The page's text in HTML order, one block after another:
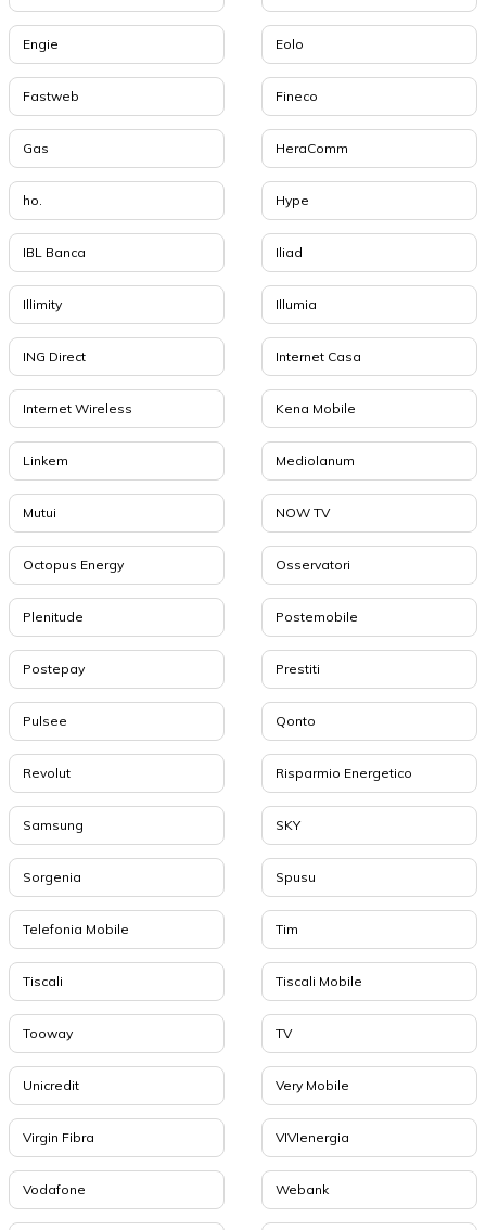
Engie Eolo
Fastweb Fineco
Gas HeraComm
ho. Hype
IBL Banca Iliad
Illimity Illumia
ING Direct Internet Casa
Internet Wireless Kena Mobile
Linkem Mediolanum
Mutui NOW TV
Octopus Energy Osservatori
Plenitude Postemobile
Postepay Prestiti
Pulsee Qonto
Revolut Risparmio Energetico
Samsung SKY
Sorgenia Spusu
Telefonia Mobile Tim
Tiscali Tiscali Mobile
Tooway TV
Unicredit Very Mobile
Virgin Fibra VIVIenergia
Vodafone Webank